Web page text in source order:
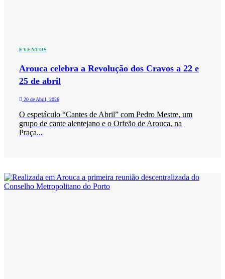
EVENTOS
Arouca celebra a Revolução dos Cravos a 22 e
25 de abril
20 de Abril, 2026
O espetáculo “Cantes de Abril” com Pedro Mestre, um
grupo de cante alentejano e o Orfeão de Arouca, na
Praça...